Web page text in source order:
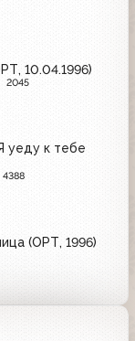
10.04.1996)
2045
уеду к тебе
4388
(ОРТ, 1996)